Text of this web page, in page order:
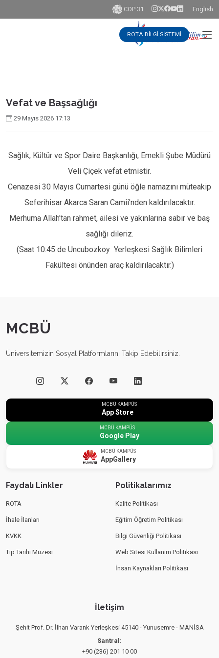
COP 31 English
ROTA BİLGİ SİSTEMİ
Vefat ve Başsağlığı
29 Mayıs 2026 17:13
Sağlık, Kültür ve Spor Daire Başkanlığı, Emekli Şube Müdürü
Veli Çiçek vefat etmistir.
Cenazesi 30 Mayıs Cumartesi günü öğle namazını müteakip
Seferihisar Akarca Saran Camii'nden kaldırılacaktır.
Merhuma Allah'tan rahmet, ailesi ve yakınlarına sabır ve baş
sağlığı dileriz.
(Saat 10:45 de Uncubozkoy Yerleşkesi Sağlık Bilimleri
Fakültesi önünden araç kaldırılacaktır.)
MCBÜ
Üniversitemizin Sosyal Platformlarını Takip Edebilirsiniz.
MCBÜ KAMPÜS
App Store
MCBÜ KAMPÜS
Google Play
MCBÜ KAMPÜS
AppGallery
Faydalı Linkler
ROTA
İhale İlanları
KVKK
Tıp Tarihi Müzesi
Politikalarımız
Kalite Politikası
Eğitim Öğretim Politikası
Bilgi Güvenliği Politikası
Web Sitesi Kullanım Politikası
İnsan Kaynakları Politikası
İletişim
Şehit Prof. Dr. İlhan Varank Yerleşkesi 45140 - Yunusemre - MANİSA
Santral:
+90 (236) 201 10 00